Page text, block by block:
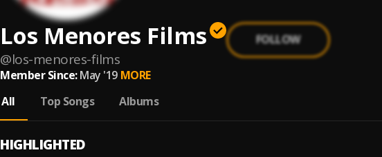
Los Menores Films
@los-menores-films
FOLLOW
Member Since: May '19 MORE
All
Top Songs Albums
HIGHLIGHTED